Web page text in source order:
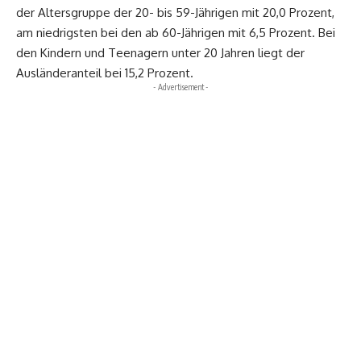
der Altersgruppe der 20- bis 59-Jährigen mit 20,0 Prozent,
am niedrigsten bei den ab 60-Jährigen mit 6,5 Prozent. Bei
den Kindern und Teenagern unter 20 Jahren liegt der
Ausländeranteil bei 15,2 Prozent.
- Advertisement -